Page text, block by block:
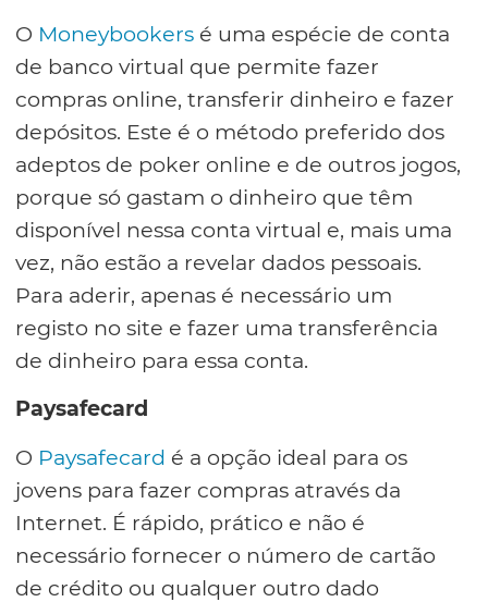
O Moneybookers é uma espécie de conta
de banco virtual que permite fazer
compras online, transferir dinheiro e fazer
depósitos. Este é o método preferido dos
adeptos de poker online e de outros jogos,
porque só gastam o dinheiro que têm
disponível nessa conta virtual e, mais uma
vez, não estão a revelar dados pessoais.
Para aderir, apenas é necessário um
registo no site e fazer uma transferência
de dinheiro para essa conta.
Paysafecard
O Paysafecard é a opção ideal para os
jovens para fazer compras através da
Internet. É rápido, prático e não é
necessário fornecer o número de cartão
de crédito ou qualquer outro dado